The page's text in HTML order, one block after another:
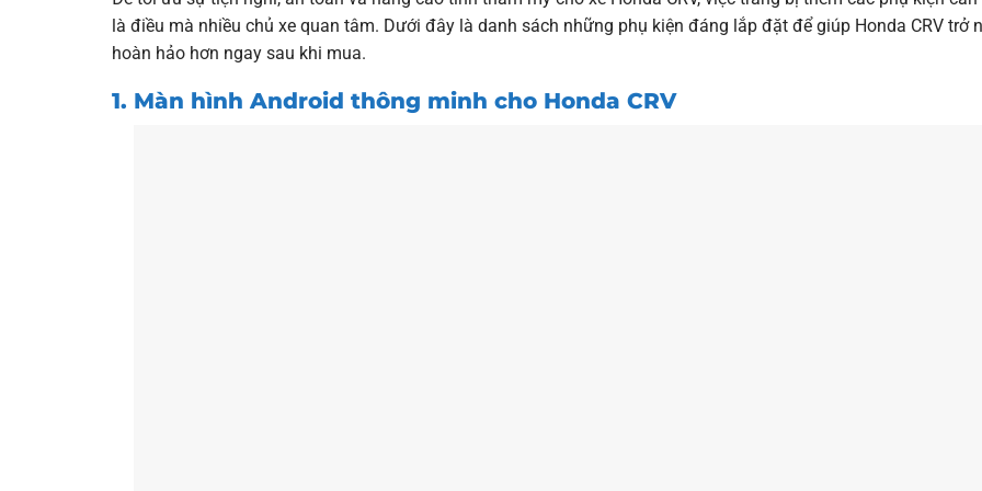
là điều mà nhiều chủ xe quan tâm. Dưới đây là danh sách những phụ kiện đáng lắp đặt để giúp Honda CRV trở
hoàn hảo hơn ngay sau khi mua.
1. Màn hình Android thông minh cho Honda CRV